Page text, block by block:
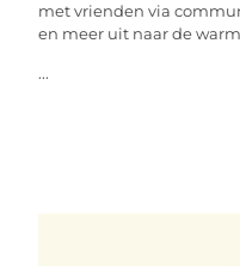
met vrienden via
en meer uit naar de
...